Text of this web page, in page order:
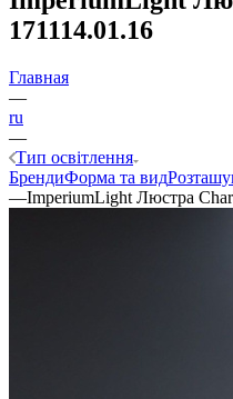
171114.01.16
Главная
—
ru
—
Тип освітлення
БрендиФорма та вид
—ImperiumLight Люстра